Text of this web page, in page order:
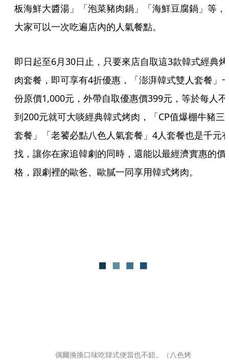
板海鮮大醬湯」「泡菜豬肉鍋」「海鮮豆腐鍋」等，
大家可以一次吃遍店內的人氣餐點。
即日起至6月30日止，只要來店自取這3款韓式經典烤
肉套餐，即可享有4折優惠，「澎湃韓式雙人套餐」
份原價1,000元，外帶自取優惠價399元，等於每人不
到200元就可大啖經典韓式烤肉，「CP值爆棚牛豬三
套餐」「老饕必點八色人氣套餐」4人套餐也是千元
找，讓你在家追韓劇的同時，還能以最經濟實惠的價
格，跟劇裡的歐爸、歐膩一同享用韓式烤肉。
偶爾換換口味吃韓式便當也不錯。（八色烤